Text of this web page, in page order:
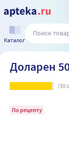
Каталог
Доларен
(30
По рецепту